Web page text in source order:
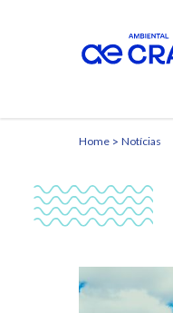
Home Notícias